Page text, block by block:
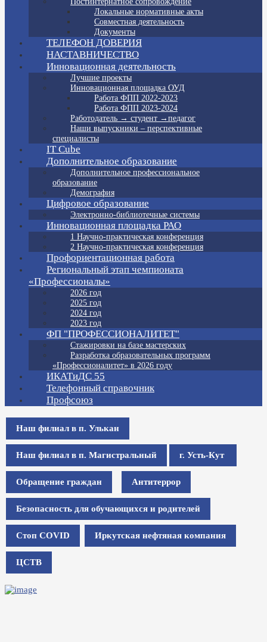
Локальные нормативные акты
Совместная деятельность
Документы
ТЕЛЕФОН ДОВЕРИЯ
НАСТАВНИЧЕСТВО
Инновационная деятельность
Лучшие проекты
Инновационная площадка ОУД
Работа ФПП 2022-2023
Работа ФПП 2023-2024
Работодатель → студент →педагог
Наши выпускники – перспективные
специалисты
IT Cube
Дополнительное образование
Дополнительное профессиональное
образование
Демография
Цифровое образование
Электронно-библиотечные системы
Инновационная площадка РАО
1 Научно-практическая конференция
2 Научно-практическая конференция
Профориентационная работа
Региональный этап чемпионата
«Профессионалы»
2026 год
2025 год
2024 год
2023 год
ФП "ПРОФЕССИОНАЛИТЕТ"
Стажировки на базе мастерских
Разработка образовательных программ
«Профессионалитет» в 2026 году
ИКАТиДС 55
Телефонный справочник
Профсоюз
Наш филиал в п. Улькан
Наш филиал в п. Магистральный г. Усть-Кут
Обращение граждан Антитеррор
Безопасность для обучающихся и родителей
Стоп COVID Иркутская нефтяная компания
ЦСТВ